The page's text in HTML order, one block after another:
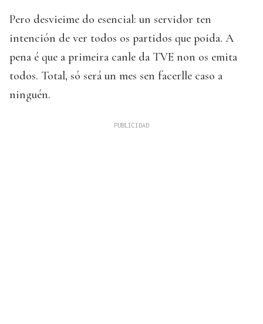
Pero desvieime do esencial: un servidor ten
intención de ver todos os partidos que poida. A
pena é que a primeira canle da TVE non os emita
todos. Total, só será un mes sen facerlle caso a
ninguén.